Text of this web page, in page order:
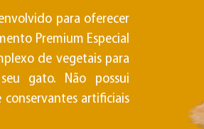
para oferecer
Premium Especial
de vegetais para
gato. Não possui
artificiais